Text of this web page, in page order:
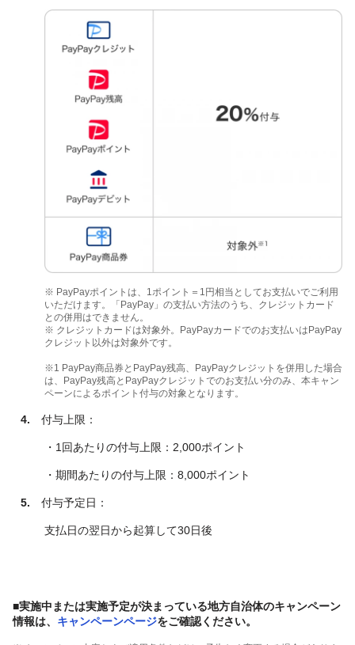
※ PayPayポイントは、1ポイント＝1円相当としてお支払いでご利用
いただけます。「PayPay」の支払い方法のうち、クレジットカード
との併用はできません。
※ クレジットカードは対象外。PayPayカードでのお支払いはPayPay
クレジット以外は対象外です。
※1 PayPay商品券とPayPay残高、PayPayクレジットを併用した場合
は、PayPay残高とPayPayクレジットでのお支払い分のみ、本キャン
ペーンによるポイント付与の対象となります。
4. 付与上限：
・1回あたりの付与上限：2,000ポイント
・期間あたりの付与上限：8,000ポイント
5. 付与予定日：
支払日の翌日から起算して30日後
■実施中または実施予定が決まっている地方自治体のキャンペーン
情報は、 キャンペーンページをご確認ください。